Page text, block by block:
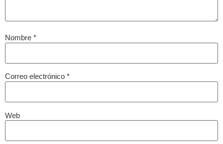
Nombre *
Correo electrónico *
Web